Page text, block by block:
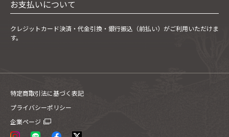
お支払いについて
クレジットカード決済・ 代金引換・銀行振込（前払い）がご利用いただけま
す。
特定商取引法に基づく表記
プライバシーポリシー
企業ページ